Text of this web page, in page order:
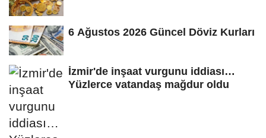
6 Ağustos 2026 Güncel Döviz Kurları
İzmir'de inşaat vurgunu iddiası…
Yüzlerce vatandaş mağdur oldu